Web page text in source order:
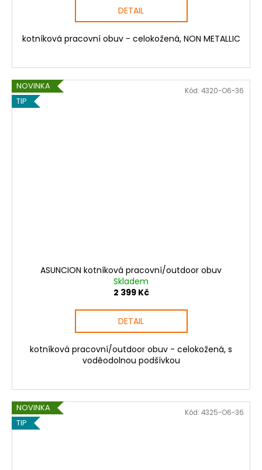
DETAIL
kotníková pracovní obuv - celokožená, NON METALLIC
NOVINKA
TIP
ASUNCION kotníková pracovní/outdoor obuv
Skladem
2 399 Kč
DETAIL
kotníková pracovní/outdoor obuv - celokožená, s
voděodolnou podšívkou
Kód: 4320-O6-36
NOVINKA
TIP
Kód: 4325-O6-36